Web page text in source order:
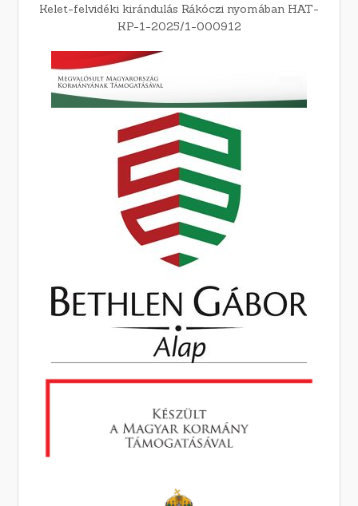
Kelet-felvidéki kirándulás Rákóczi nyomában HAT-
KP-1-2025/1-000912